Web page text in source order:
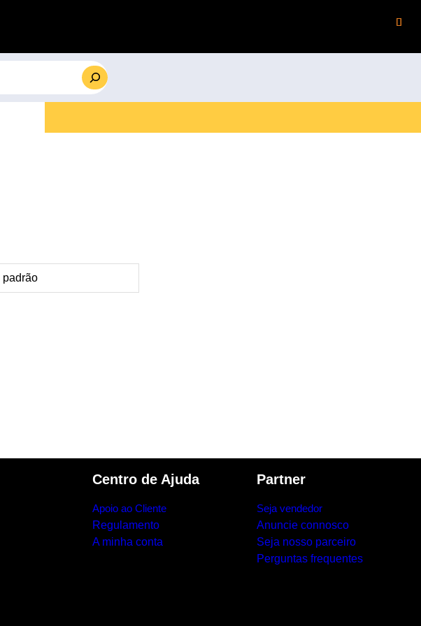
Centro de Ajuda
Apoio ao Cliente
Regulamento
A minha conta
Partner
Seja vendedor
Anuncie connosco
Seja nosso parceiro
Perguntas frequentes